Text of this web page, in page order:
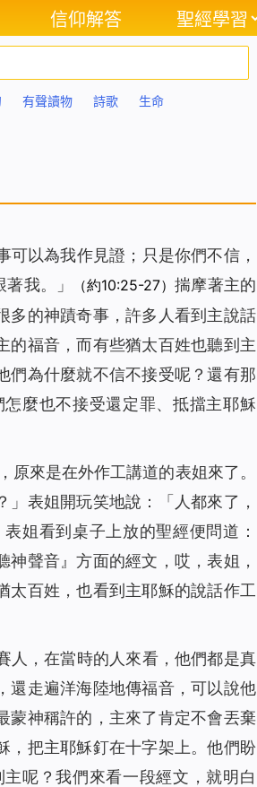
信仰解答 聖經學習
有聲讀物 詩歌 生命
可以為我作見證；只是你們不信，
我。
」 （約10:25-27）揣摩著主的
多的神蹟奇事，許多人看到主說話
的福音，而有些猶太百姓也聽到主
們為什麼就不信不接受呢？還有那
麼也不接受還定罪、抵擋主耶穌
來是在外作工講道的表姐來了。
表姐開玩笑地說：「人都來了，
姐看到桌子上放的聖經便問道：
神聲音』方面的經文，哎，表姐，
太百姓，也看到主耶穌的說話作工
人，在當時的人來看，他們都是真
還走遍洋海陸地傳福音，可以說他
蒙神稱許的，主來了肯定不會丟棄
，把主耶穌釘在十字架上。他們盼
呢？我們來看一段經文，就明白